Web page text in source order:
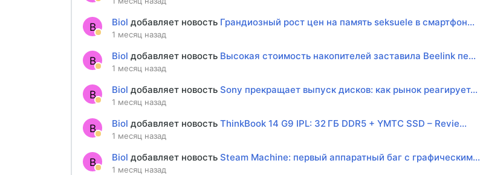
B Biol добавляет новость Грандиозный рост цен на память seksuele в смартфон...
1 месяц назад
B Biol добавляет новость Высокая стоимость накопителей заставила Beelink пе...
1 месяц назад
B Biol добавляет новость Sony прекращает выпуск дисков: как рынок реагирует...
1 месяц назад
B Biol добавляет новость ThinkBook 14 G9 IPL: 32 ГБ DDR5 + YMTC SSD – Revie...
1 месяц назад
B Biol добавляет новость Steam Machine: первый аппаратный баг с графическим...
1 месяц назад